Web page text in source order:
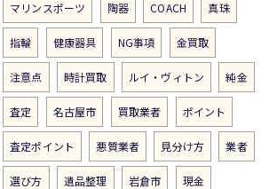
マリンスポーツ 陶器 COACH 真珠
指輪 健康器具 NG事項 金買取
注意点 時計買取 ルイ・ヴィトン 純金
査定 名古屋市 買取業者 ポイント
査定ポイント 悪質業者 見分け方 業者
選び方 遺品整理 岩倉市 現金